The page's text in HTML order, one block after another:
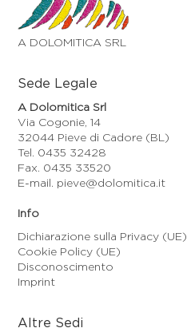
A DOLOMITICA SRL
Sede Legale
A Dolomitica Srl
Via Cogonie, 14
32044 Pieve di Cadore (BL)
Tel. 0435 32428
Fax. 0435 33520
E-mail. pieve@dolomitica.it
Info
Dichiarazione sulla Privacy (UE)
Cookie Policy (UE)
Disconoscimento
Imprint
Altre Sedi